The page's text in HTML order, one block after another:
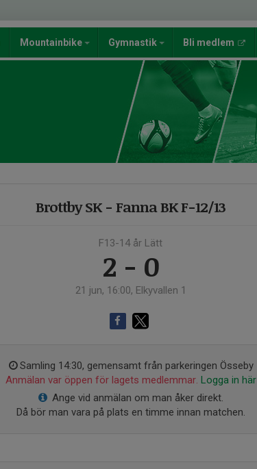
Mountainbike Gymnastik Bli medlem
Brottby SK - Fanna BK F-12/13
F13-14 år Lätt
2 - 0
21 jun, 16:00, Elkyvallen 1
Samling 14:30, gemensamt från parkeringen Össeby
Anmälan var öppen för lagets medlemmar. Logga in här
Ange vid anmälan om man åker direkt.
Då bör man vara på plats en timme innan matchen.